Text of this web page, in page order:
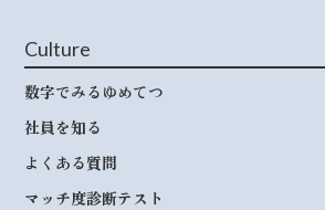
Culture
数字でみるゆめてつ
社員を知る
よくある質問
マッチ度診断テスト